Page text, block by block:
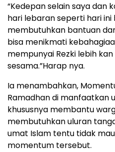
“Kedepan selain saya dan
hari lebaran seperti hari
membutuhkan bantuan
bisa menikmati
mempunyai Rezki lebih
sesama.”Harap nya.
Ia menambahkan,
Ramadhan di manfaatkan
khususnya membantu
membutuhkan uluran
umat Islam tentu tidak
momentum tersebut.